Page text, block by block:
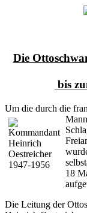
Die
bis
Um die durch die
18
Die Leitung der